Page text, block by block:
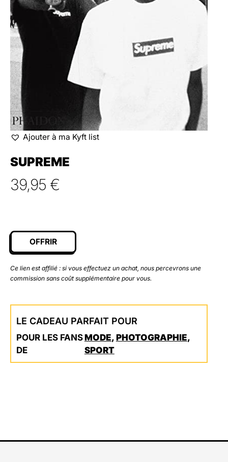
Ajouter à ma Kyft list
SUPREME
39,95 €
OFFRIR
Ce lien est affilié : si vous effectuez un achat, nous percevrons une
commission sans coût supplémentaire pour vous.
LE CADEAU PARFAIT POUR
POUR LES FANS
DE
MODE, PHOTOGRAPHIE,
SPORT